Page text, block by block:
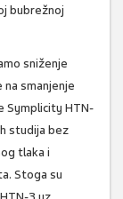
bubrežnoj
sniženje
smanjenje
Symplicity HTN-
studija bez
tlaka i
Stoga su